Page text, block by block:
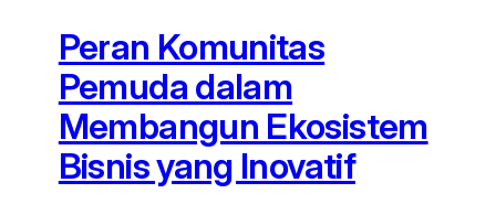
Peran Komunitas
Pemuda dalam
Membangun Ekosistem
Bisnis yang Inovatif